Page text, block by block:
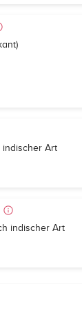
indischer Art
indischer Art